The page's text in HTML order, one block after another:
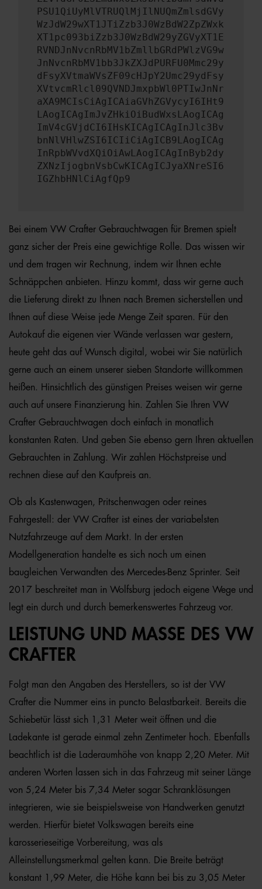
PSU1QiUyMlVTRUQlMjIlNUQmZmlsdGVy
WzJdW29wXT1JTiZzb3J0WzBdW2ZpZWxk
XT1pc093biZzb3J0WzBdW29yZGVyXT1E
RVNDJnNvcnRbMV1bZmllbGRdPWlzVG9w
JnNvcnRbMV1bb3JkZXJdPURFU0Mmc29y
dFsyXVtmaWVsZF09cHJpY2Umc29ydFsy
XVtvcmRlcl09QVNDJmxpbWl0PTIwJnNr
aXA9MCIsCiAgICAiaGVhZGVycyI6IHt9
LAogICAgImJvZHkiOiBudWxsLAogICAg
ImV4cGVjdCI6IHsKICAgICAgInJlc3Bv
bnNlVHlwZSI6ICIiCiAgICB9LAogICAg
InRpbWVvdXQiOiAwLAogICAgInByb2dy
ZXNzIjogbnVsbCwKICAgICJyaXNreSI6
IGZhbHNlCiAgfQp9
Bei einem VW Crafter Gebrauchtwagen für Bremen spielt
ganz sicher der Preis eine gewichtige Rolle. Das wissen wir
und dem tragen wir Rechnung, indem wir Ihnen echte
Schnäppchen anbieten. Hinzu kommt, dass wir gerne auch
die Lieferung direkt zu Ihnen nach Bremen sicherstellen und
Ihnen auf diese Weise jede Menge Zeit sparen. Für den
Autokauf die eigenen vier Wände verlassen war gestern,
heute geht das auf Wunsch digital, wobei wir Sie natürlich
gerne auch an einem unserer sieben Standorte willkommen
heißen. Hinsichtlich des günstigen Preises weisen wir gerne
auch auf unsere Finanzierung hin. Zahlen Sie Ihren VW
Crafter Gebrauchtwagen doch einfach in monatlich
konstanten Raten. Und geben Sie ebenso gern Ihren aktuellen
Gebrauchten in Zahlung. Wir zahlen Höchstpreise und
rechnen diese auf den Kaufpreis an.
Ob als Kastenwagen, Pritschenwagen oder reines
Fahrgestell: der VW Crafter ist eines der variabelsten
Nutzfahrzeuge auf dem Markt. In der ersten
Modellgeneration handelte es sich noch um einen
baugleichen Verwandten des Mercedes-Benz Sprinter. Seit
2017 beschreitet man in Wolfsburg jedoch eigene Wege und
legt ein durch und durch bemerkenswertes Fahrzeug vor.
LEISTUNG UND MASSE DES VW C
RAFTER
Folgt man den Angaben des Herstellers, so ist der VW
Crafter die Nummer eins in puncto Belastbarkeit. Bereits die
Schiebetür lässt sich 1,31 Meter weit öffnen und die
Ladekante ist gerade einmal zehn Zentimeter hoch. Ebenfalls
beachtlich ist die Laderaumhöhe von knapp 2,20 Meter. Mit
anderen Worten lassen sich in das Fahrzeug mit seiner Länge
von 5,24 Meter bis 7,34 Meter sogar Schranklösungen
integrieren, wie sie beispielsweise von Handwerken genutzt
werden. Hierfür bietet Volkswagen bereits eine
karosserieseitige Vorbereitung, was als
Alleinstellungsmerkmal gelten kann. Die Breite beträgt
konstant 1,99 Meter, die Höhe kann bei bis zu 3,05 Meter